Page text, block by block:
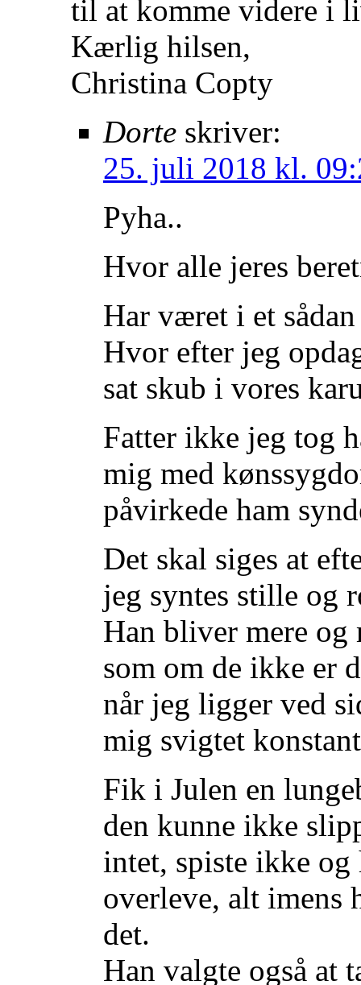
til at komme videre i
Kærlig hilsen,
Christina Copty
Dorte skriver:
25. juli 2018 kl.
Pyha..
Hvor alle jeres
Har været i et
Hvor efter jeg
sat skub i vores
Fatter ikke jeg tog
mig med
påvirkede ham
Det skal siges at
jeg syntes stille og
Han bliver mere og
som om de ikke er
når jeg ligger ved
mig svigtet
Fik i Julen en
den kunne ikke
intet, spiste ikke
overleve, alt imens
det.
Han valgte også at